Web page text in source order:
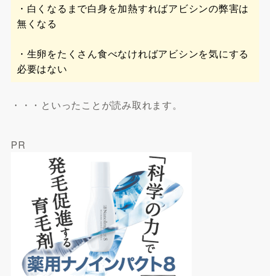
・白くなるまで白身を加熱すればアビシンの弊害は
無くなる
・生卵をたくさん食べなければアビシンを気にする
必要はない
・・・といったことが読み取れます。
PR